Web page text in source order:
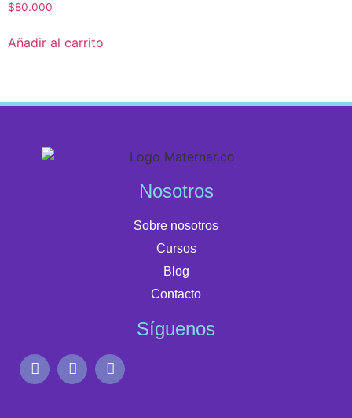
$80.000
Añadir al carrito
Nosotros
Sobre nosotros
Cursos
Blog
Contacto
Síguenos